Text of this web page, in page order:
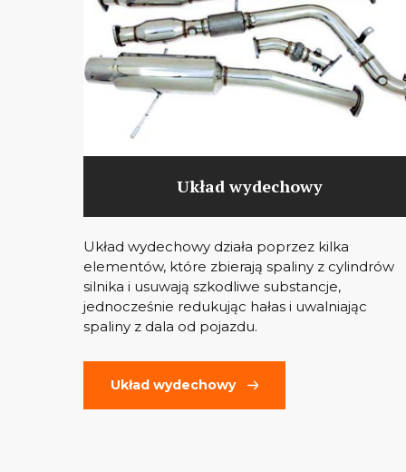
Układ wydechowy
Układ wydechowy działa poprzez kilka
elementów, które zbierają spaliny z cylindrów
silnika i usuwają szkodliwe substancje,
jednocześnie redukując hałas i uwalniając
spaliny z dala od pojazdu.
Układ wydechowy